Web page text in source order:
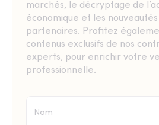
marchés, le décryptage de
économique et les nouveautés
partenaires. Profitez
contenus exclusifs de nos
experts, pour enrichir votre
professionnelle.